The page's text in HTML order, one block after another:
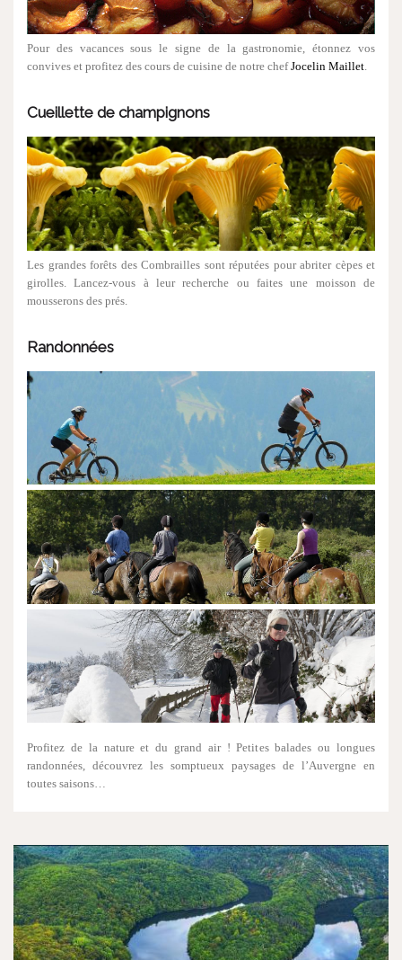
Pour des vacances sous le signe de la gastronomie, étonnez vos
convives et profitez des cours de cuisine de notre chefJocelin Maillet.
Cueillette de champignons
Les grandes forêts des Combrailles sont réputées pour abriter cèpes et
girolles. Lancez-vous à leur recherche ou faites une moisson de
mousserons des prés.
Randonnées
Profitez de la nature et du grand air ! Petites balades ou longues
randonnées, découvrez les somptueux paysages de l’Auvergne en
toutes saisons…